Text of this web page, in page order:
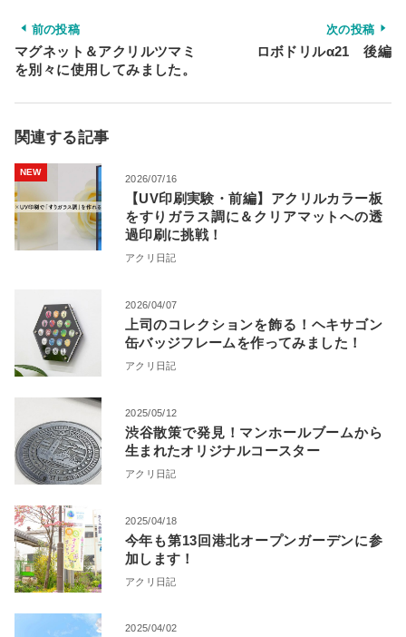
前の投稿
マグネット＆アクリルツマミ
を別々に使用してみました。
次の投稿
ロボドリルα21 後編
関連する記事
NEW
2026/07/16
【UV印刷実験・前編】アクリルカラー板
をすりガラス調に＆クリアマットへの透
過印刷に挑戦！
アクリ日記
2026/04/07
上司のコレクションを飾る！ヘキサゴン
缶バッジフレームを作ってみました！
アクリ日記
2025/05/12
渋谷散策で発見！マンホールブームから
生まれたオリジナルコースター
アクリ日記
2025/04/18
今年も第13回港北オープンガーデンに参
加します！
アクリ日記
2025/04/02